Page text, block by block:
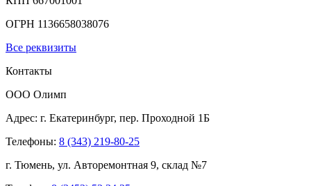
ОГРН 1136658038076
Все реквизиты
Контакты
ООО Олимп
Адрес: г. Екатеринбург, пер. Проходной 1Б
Телефоны: 8 (343) 219-80-25
г. Тюмень, ул. Авторемонтная 9, склад №7